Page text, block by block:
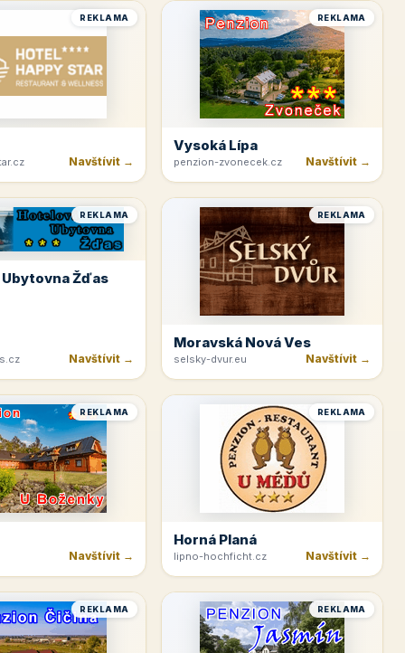
REKLAMA
Navštívit →
REKLAMA
Vysoká Lípa
penzion-zvonecek.cz Navštívit →
REKLAMA
Žďas
Navštívit →
REKLAMA
Moravská Nová Ves
selsky-dvur.eu Navštívit →
REKLAMA
Navštívit →
REKLAMA
Horná Planá
lipno-hochficht.cz Navštívit →
REKLAMA REKLAMA